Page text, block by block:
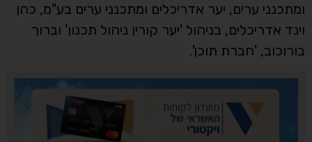
ומתכנני ערים, יער אדריכלים ומתכנני ערים בע"מ, כהן
וינד אדריכלים, בניהול 'יער קורין ניהול תכנון' וברוך
בורוכוב, 'חברת תוכן'.